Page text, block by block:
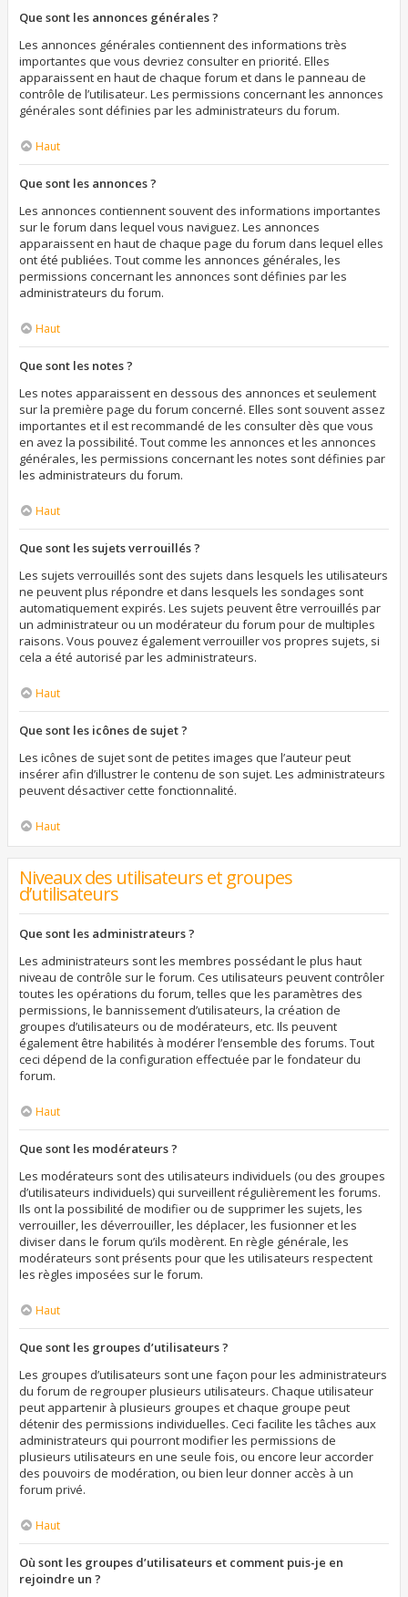
Que sont les annonces générales ?
Les annonces générales contiennent des informations très
importantes que vous devriez consulter en priorité. Elles
apparaissent en haut de chaque forum et dans le panneau de
contrôle de l’utilisateur. Les permissions concernant les annonces
générales sont définies par les administrateurs du forum.
Haut
Que sont les annonces ?
Les annonces contiennent souvent des informations importantes
sur le forum dans lequel vous naviguez. Les annonces
apparaissent en haut de chaque page du forum dans lequel elles
ont été publiées. Tout comme les annonces générales, les
permissions concernant les annonces sont définies par les
administrateurs du forum.
Haut
Que sont les notes ?
Les notes apparaissent en dessous des annonces et seulement
sur la première page du forum concerné. Elles sont souvent assez
importantes et il est recommandé de les consulter dès que vous
en avez la possibilité. Tout comme les annonces et les annonces
générales, les permissions concernant les notes sont définies par
les administrateurs du forum.
Haut
Que sont les sujets verrouillés ?
Les sujets verrouillés sont des sujets dans lesquels les utilisateurs
ne peuvent plus répondre et dans lesquels les sondages sont
automatiquement expirés. Les sujets peuvent être verrouillés par
un administrateur ou un modérateur du forum pour de multiples
raisons. Vous pouvez également verrouiller vos propres sujets, si
cela a été autorisé par les administrateurs.
Haut
Que sont les icônes de sujet ?
Les icônes de sujet sont de petites images que l’auteur peut
insérer afin d’illustrer le contenu de son sujet. Les administrateurs
peuvent désactiver cette fonctionnalité.
Haut
Niveaux des utilisateurs et groupes
d’utilisateurs
Que sont les administrateurs ?
Les administrateurs sont les membres possédant le plus haut
niveau de contrôle sur le forum. Ces utilisateurs peuvent contrôler
toutes les opérations du forum, telles que les paramètres des
permissions, le bannissement d’utilisateurs, la création de
groupes d’utilisateurs ou de modérateurs, etc. Ils peuvent
également être habilités à modérer l’ensemble des forums. Tout
ceci dépend de la configuration effectuée par le fondateur du
forum.
Haut
Que sont les modérateurs ?
Les modérateurs sont des utilisateurs individuels (ou des groupes
d’utilisateurs individuels) qui surveillent régulièrement les forums.
Ils ont la possibilité de modifier ou de supprimer les sujets, les
verrouiller, les déverrouiller, les déplacer, les fusionner et les
diviser dans le forum qu’ils modèrent. En règle générale, les
modérateurs sont présents pour que les utilisateurs respectent
les règles imposées sur le forum.
Haut
Que sont les groupes d’utilisateurs ?
Les groupes d’utilisateurs sont une façon pour les administrateurs
du forum de regrouper plusieurs utilisateurs. Chaque utilisateur
peut appartenir à plusieurs groupes et chaque groupe peut
détenir des permissions individuelles. Ceci facilite les tâches aux
administrateurs qui pourront modifier les permissions de
plusieurs utilisateurs en une seule fois, ou encore leur accorder
des pouvoirs de modération, ou bien leur donner accès à un
forum privé.
Haut
Où sont les groupes d’utilisateurs et comment puis-je en
rejoindre un ?